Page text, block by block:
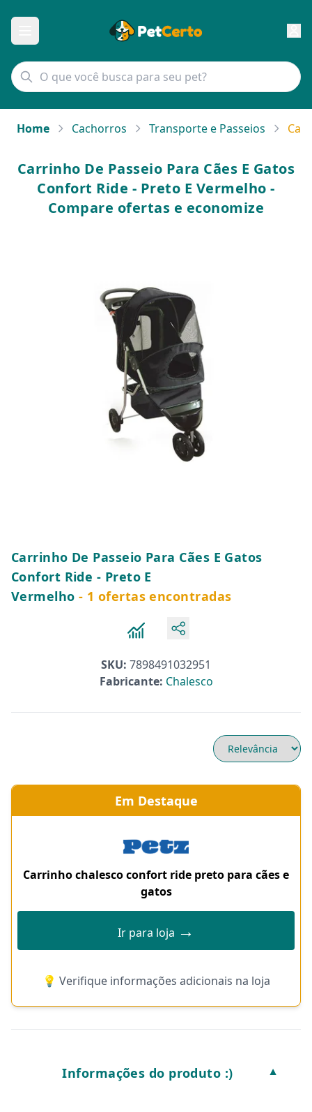
Home Cachorros Transporte e Passeios
Carrinho De Passeio Para Cães E Gatos
Confort Ride - Preto E Vermelho -
Compare ofertas e economize
Carrinho De Passeio Para Cães E Gatos
Confort Ride - Preto E
Vermelho - 1 ofertas encontradas
SKU: 7898491032951
Fabricante: Chalesco
Em Destaque
Carrinho chalesco confort ride preto para cães e
gatos
Ir para loja →
💡 Verifique informações adicionais na loja
Informações do produto :) ▼